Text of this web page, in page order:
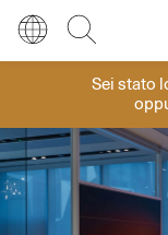
Sei stato
LinguaItaliano
Italiano
English
RegioneEuropa
Europa
Store locatorDiesel Living